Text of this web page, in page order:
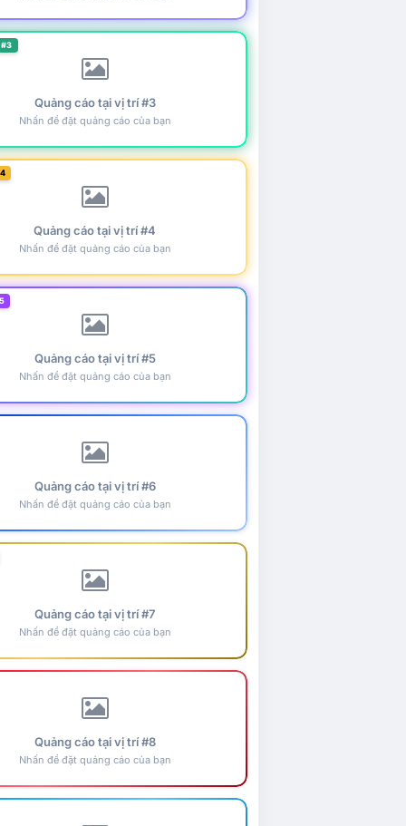
Quảng cáo tại vị trí #3
Nhấn để đặt quảng cáo của bạn
Quảng cáo tại vị trí #4
Nhấn để đặt quảng cáo của bạn
Quảng cáo tại vị trí #5
Nhấn để đặt quảng cáo của bạn
Quảng cáo tại vị trí #6
Nhấn để đặt quảng cáo của bạn
Quảng cáo tại vị trí #7
Nhấn để đặt quảng cáo của bạn
Quảng cáo tại vị trí #8
Nhấn để đặt quảng cáo của bạn